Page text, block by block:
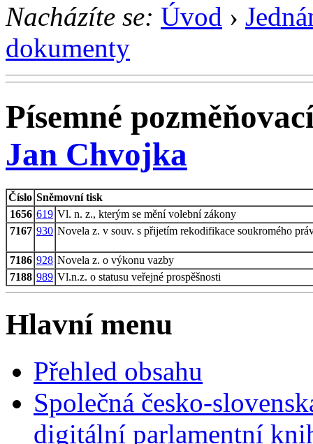
Nacházíte se: Úvod ›
dokumenty
Písemné
Jan Chvojka
Číslo Sněmovní tisk
1656 619 Vl. n. z., kterým se mění volební zákony
7167 930 Novela z. v souv. s přijetím rekodifikace soukromého
7186 928 Novela z. o výkonu vazby
7188 989 Vl.n.z. o statusu veřejné prospěšnosti
Hlavní menu
Přehled obsahu
Společná česko-
digitální parlamentní